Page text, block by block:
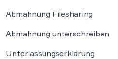
Abmahnung Filesharing
Abmahnung unterschreiben
Unterlassungserklärung